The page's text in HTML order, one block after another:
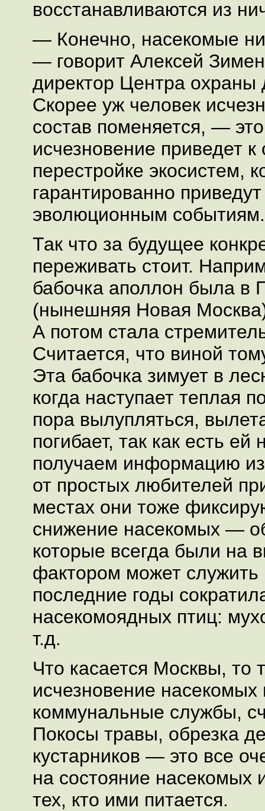
восстанавливаются из
— Конечно, насекомые
— говорит Алексей
директор Центра
Скорее уж человек
состав поменяется, —
исчезновение приведет к
перестройке экосистем,
гарантированно
эволюционным событиям.
Так что за будущее
переживать стоит.
бабочка аполлон была в
(нынешняя Новая
А потом стала
Считается, что виной
Эта бабочка зимует в
когда наступает теплая
пора вылупляться,
погибает, так как есть
получаем информацию
от простых любителей
местах они тоже
снижение насекомых —
которые всегда были на
фактором может служить
последние годы
насекомоядных птиц:
т.д.
Что касается Москвы, то
исчезновение насекомых
коммунальные службы,
Покосы травы, обрезка
кустарников — это все
на состояние насекомых
тех, кто ими питается.